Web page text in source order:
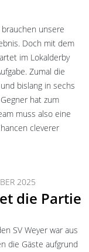
unsere
Doch mit dem
im Lokalderby
Zumal die
bislang in sechs
hat zum
muss also eine
cleverer
2025
die Partie
SV Weyer war aus
die Gäste aufgrund